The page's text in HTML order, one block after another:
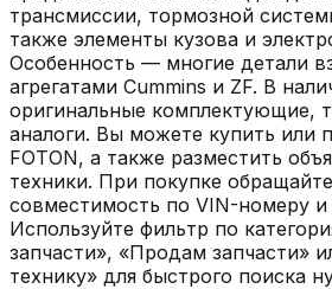
трансмиссии, тормозной
также элементы кузова и
Особенность — многие детали
агрегатами Cummins и ZF. В
оригинальные комплектующие,
аналоги. Вы можете купить или
FOTON, а также разместить
техники. При покупке
совместимость по VIN-номеру и
Используйте фильтр по
запчасти», «Продам запчасти»
технику» для быстрого поиска